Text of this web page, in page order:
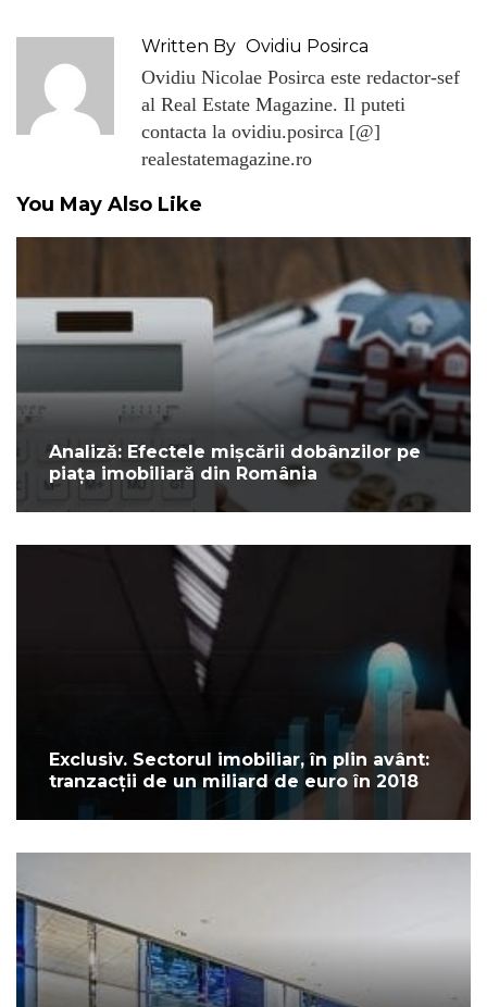
Written By Ovidiu Posirca
Ovidiu Nicolae Posirca este redactor-sef
al Real Estate Magazine. Il puteti
contacta la ovidiu.posirca [@]
realestatemagazine.ro
You May Also Like
Analiză: Efectele mișcării dobânzilor pe
piața imobiliară din România
Exclusiv. Sectorul imobiliar, în plin avânt:
tranzacții de un miliard de euro în 2018